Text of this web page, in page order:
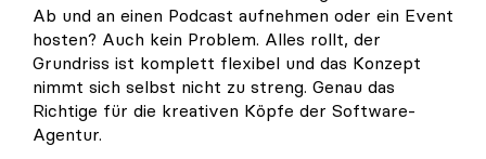
Ab und an einen Podcast aufnehmen oder ein Event
hosten? Auch kein Problem. Alles rollt, der
Grundriss ist komplett flexibel und das Konzept
nimmt sich selbst nicht zu streng. Genau das
Richtige für die kreativen Köpfe der Software-
Agentur.